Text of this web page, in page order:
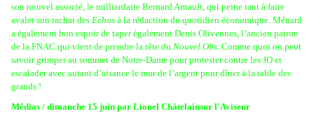
son nouvel associé, le milliardaire Bernard Arnault, qui peine tant à faire
avaler son rachat des Echos à la rédaction du quotidien économique. Ménard
a également bon espoir de taper également Denis Olivennes, l’ancien patron
de la FNAC qui vient de prendre la tête du Nouvel Obs . Comme quoi on peut
savoir grimper au sommet de Notre-Dame pour protester contre les JO et
escalader avec autant d’aisance le mur de l’argent pour dîner à la table des
grands !
Médias / dimanche 15 juin par Lionel Châtelainsur l'Aviseur